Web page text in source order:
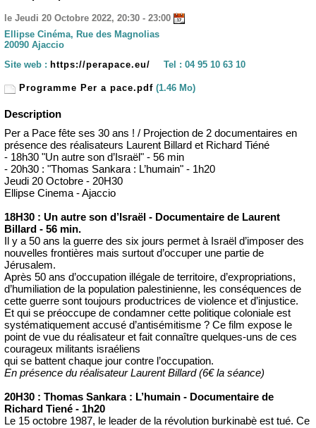
le Jeudi 20 Octobre 2022, 20:30 - 23:00
Ellipse Cinéma, Rue des Magnolias
20090 Ajaccio
Site web : https://perapace.eu/ Tel : 04 95 10 63 10
Programme Per a pace.pdf (1.46 Mo)
Description
Per a Pace fête ses 30 ans ! / Projection de 2 documentaires en
présence des réalisateurs Laurent Billard et Richard Tiéné
- 18h30 "Un autre son d’Israël" - 56 min
- 20h30 : "Thomas Sankara : L’humain" - 1h20
Jeudi 20 Octobre - 20H30
Ellipse Cinema - Ajaccio
18H30 : Un autre son d’Israël - Documentaire de Laurent
Billard - 56 min.
Il y a 50 ans la guerre des six jours permet à Israël d’imposer des
nouvelles frontières mais surtout d’occuper une partie de
Jérusalem.
Après 50 ans d’occupation illégale de territoire, d’expropriations,
d’humiliation de la population palestinienne, les conséquences de
cette guerre sont toujours productrices de violence et d’injustice.
Et qui se préoccupe de condamner cette politique coloniale est
systématiquement accusé d’antisémitisme ? Ce film expose le
point de vue du réalisateur et fait connaître quelques-uns de ces
courageux militants israéliens
qui se battent chaque jour contre l’occupation.
En présence du réalisateur Laurent Billard (6€ la séance)
20H30 : Thomas Sankara : L’humain - Documentaire de
Richard Tiené - 1h20
Le 15 octobre 1987, le leader de la révolution burkinabè est tué. Ce